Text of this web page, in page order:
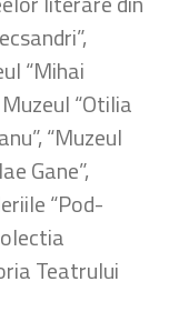
“Mihai
“Otilia
“Muzeul
Gane”,
“Pod-
Teatrului